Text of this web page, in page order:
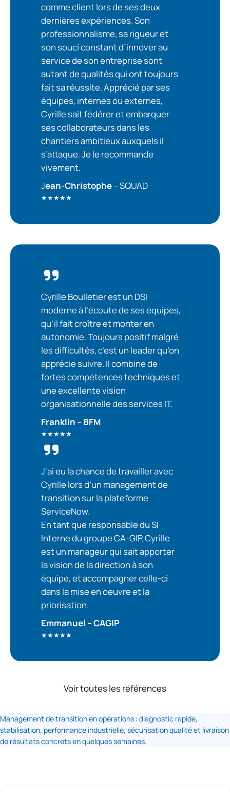
comme client lors de ses deux
dernières expériences. Son
professionnalisme, sa rigueur et
son souci constant d’innover au
service de son entreprise sont
autant de qualités qui ont toujours
fait sa réussite. Apprécié par ses
équipes, internes ou externes,
Cyrille sait fédérer et embarquer
ses collaborateurs dans les
chantiers ambitieux auxquels il
s’attaque. Je le recommande
vivement.
Jean-Christophe– SQUAD
★★★★★
Cyrille Boulletier est un DSI
moderne à l’écoute de ses équipes,
qu’il fait croître et monter en
autonomie. Toujours positif malgré
les difficultés, c’est un leader qu’on
apprécie suivre. Il combine de
fortes compétences techniques et
une excellente vision
organisationnelle des services IT.
Franklin – BFM
★★★★★
J‘ai eu la chance de travailler avec
Cyrille lors d’un management de
transition sur la plateforme
ServiceNow.
En tant que responsable du SI
Interne du groupe CA-GIP, Cyrille
est un manageur qui sait apporter
la vision de la direction à son
équipe, et accompagner celle-ci
dans la mise en oeuvre et la
priorisation.
Emmanuel – CAGIP
★★★★★
Voir toutes les références
Management de transition en opérations : diagnostic rapide,
stabilisation, performance industrielle, sécurisation qualité et livraison
de résultats concrets en quelques semaines.